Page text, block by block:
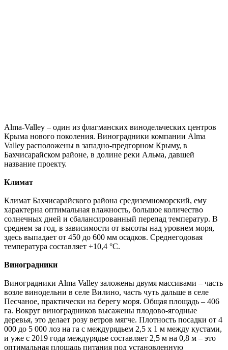
Alma-Valley – один из флагманских винодельческих центров
Крыма нового поколения. Виноградники компании Alma
Valley расположены в западно-предгорном Крыму, в
Бахчисарайском районе, в долине реки Альма, давшей
название проекту.
Климат
Климат Бахчисарайского района средиземноморский, ему
характерна оптимальная влажность, большое количество
солнечных дней и сбалансированный перепад температур. В
среднем за год, в зависимости от высоты над уровнем моря,
здесь выпадает от 450 до 600 мм осадков. Среднегодовая
температура составляет +10,4 °С.
Виноградники
Виноградники Alma Valley заложены двумя массивами – часть
возле винодельни в селе Вилино, часть чуть дальше в селе
Песчаное, практически на берегу моря. Общая площадь – 406
га. Вокруг виноградников высажены плодово-ягодные
деревья, это делает розу ветров мягче. Плотность посадки от 4
000 до 5 000 лоз на га с междурядьем 2,5 х 1 м между кустами,
и уже с 2019 года междурядье составляет 2,5 м на 0,8 м – это
оптимальная площадь питания под установленную